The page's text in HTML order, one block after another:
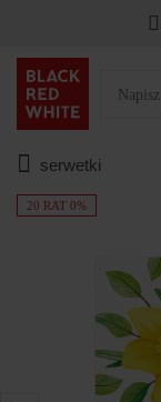
serwetki
20 RAT 0%